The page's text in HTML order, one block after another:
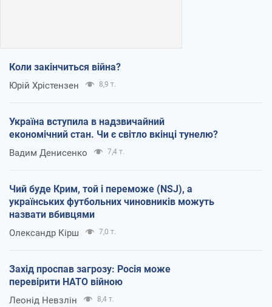
Коли закінчиться війна?
Юрій Хрістензен 8,9 т.
Україна вступила в надзвичайний
економічний стан. Чи є світло вкінці тунелю?
Вадим Денисенко 7,4 т.
Чий буде Крим, той і переможе (NSJ), а
українських футбольних чиновників можуть
назвати вбивцями
Олександр Кірш 7,0 т.
Захід проспав загрозу: Росія може
перевірити НАТО війною
Леонід Невзлін 8,4 т.